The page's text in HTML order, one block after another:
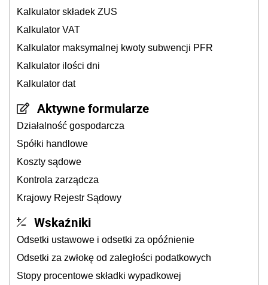
Kalkulator składek ZUS
Kalkulator VAT
Kalkulator maksymalnej kwoty subwencji PFR
Kalkulator ilości dni
Kalkulator dat
Aktywne formularze
Działalność gospodarcza
Spółki handlowe
Koszty sądowe
Kontrola zarządcza
Krajowy Rejestr Sądowy
Wskaźniki
Odsetki ustawowe i odsetki za opóźnienie
Odsetki za zwłokę od zaległości podatkowych
Stopy procentowe składki wypadkowej